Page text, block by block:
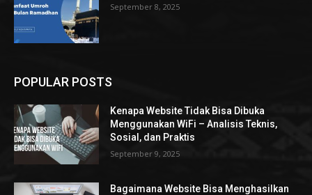
September 8, 2025
POPULAR POSTS
Kenapa Website Tidak Bisa Dibuka
Menggunakan WiFi – Analisis Teknis,
Sosial, dan Praktis
September 9, 2025
Bagaimana Website Bisa Menghasilkan